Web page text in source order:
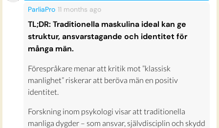
ParliaPro 11 months ago
TL;DR: Traditionella maskulina ideal kan ge
struktur, ansvarstagande och identitet för
många män.
Förespråkare menar att kritik mot ”klassisk
manlighet” riskerar att beröva män en positiv
identitet.
Forskning inom psykologi visar att traditionella
manliga dygder – som ansvar, självdisciplin och skydd